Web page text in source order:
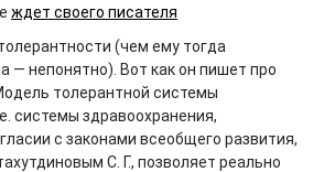
ждет своего писателя
(чем ему тогда
— непонятно). Вот как он пишет про
толерантной системы
системы здравоохранения,
с законами всеобщего развития,
С. Г., позволяет реально